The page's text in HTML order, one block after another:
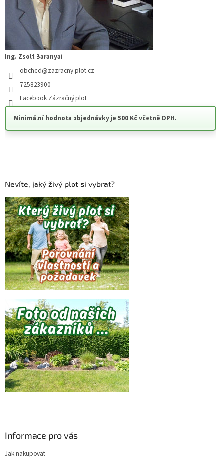
Ing. Zsolt Baranyai
obchod@zazracny-plot.cz
725823900
Facebook Zázračný plot
Minimální hodnota objednávky je 500 Kč včetně DPH.
Nevíte, jaký živý plot si vybrat?
Informace pro vás
Jak nakupovat